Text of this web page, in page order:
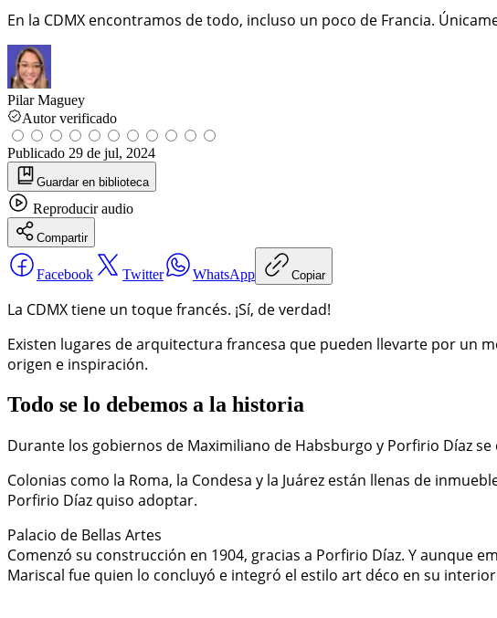
En la CDMX encontramos de todo, incluso un poco de Francia.
Pilar Maguey
Autor verificado
Publicado 29 de jul, 2024
Guardar en biblioteca
Reproduciraudio
Compartir
Facebook Twitter WhatsApp Copiar
La CDMX tiene un toque francés. ¡Sí, de verdad!
Existen lugares de arquitectura francesa que pueden llevarte por un
origen e inspiración.
Todo se lo debemos a la historia
Durante los gobiernos de Maximiliano de Habsburgo y Porfirio Díaz
Colonias como la Roma, la Condesa y la Juárez están llenas de
Porfirio Díaz quiso adoptar.
Palacio de Bellas Artes
Comenzó su construcción en 1904, gracias a Porfirio Díaz. Y aunque
Mariscal fue quien lo concluyó e integró el estilo art déco en su